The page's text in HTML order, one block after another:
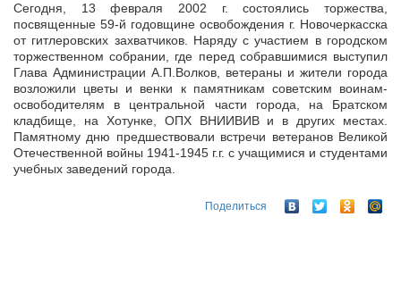
Сегодня, 13 февраля 2002 г. состоялись торжества,
посвященные 59-й годовщине освобождения г. Новочеркасска
от гитлеровских захватчиков. Наряду с участием в городском
торжественном собрании, где перед собравшимися выступил
Глава Администрации А.П.Волков, ветераны и жители города
возложили цветы и венки к памятникам советским воинам-
освободителям в центральной части города, на Братском
кладбище, на Хотунке, ОПХ ВНИИВИВ и в других местах.
Памятному дню предшествовали встречи ветеранов Великой
Отечественной войны 1941-1945 г.г. с учащимися и студентами
учебных заведений города.
Поделиться